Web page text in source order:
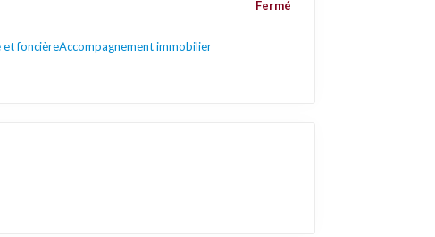
foncièreAccompagnement immobilier
Fermé